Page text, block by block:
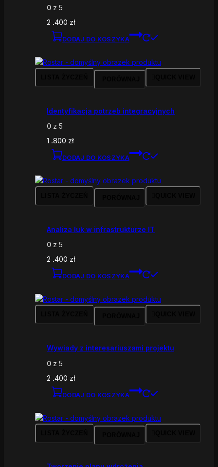
0 z 5
2 .400 zł
DODAJ DO KOSZYKA
Identyfikacja potrzeb integracyjnych
0 z 5
1 .800 zł
DODAJ DO KOSZYKA
Analiza luk w infrastrukturze IT
0 z 5
2 .400 zł
DODAJ DO KOSZYKA
Wywiady z interesariuszami projektu
0 z 5
2 .400 zł
DODAJ DO KOSZYKA